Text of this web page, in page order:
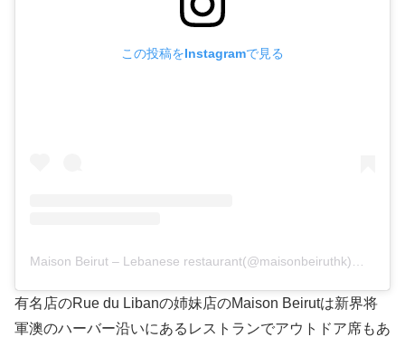
この投稿をInstagramで見る
有名店のRue du Libanの姉妹店のMaison Beirutは新界将
軍澳のハーバー沿いにあるレストランでアウトドア席もあ